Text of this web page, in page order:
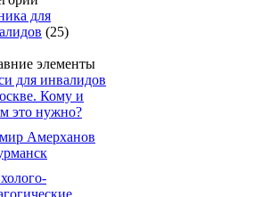
для
(25)
элементы
для инвалидов
Кому и
это нужно?
Амерханов